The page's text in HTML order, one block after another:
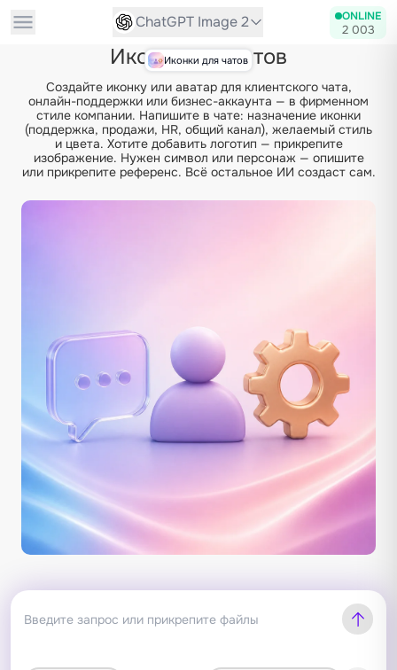
ChatGPT Image 2 ONLINE
2 003
Иконки для чатов
Иконки для чатов
Создайте иконку или аватар для клиентского чата,
онлайн-поддержки или бизнес-аккаунта — в фирменном
стиле компании. Напишите в чате: назначение иконки
(поддержка, продажи, HR, общий канал), желаемый стиль
и цвета. Хотите добавить логотип — прикрепите
изображение. Нужен символ или персонаж — опишите
или прикрепите референс. Всё остальное ИИ создаст сам.